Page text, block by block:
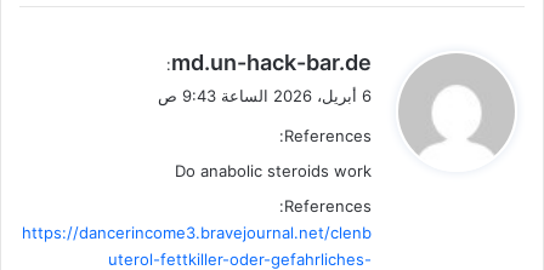
ي
ل
md.un-hack-bar.de
:
6 أبريل، 2026 الساعة 9:43 ص
References:
Do anabolic steroids work
References:
https://dancerincome3.bravejournal.net/clenb
uterol-fettkiller-oder-gefahrliches-